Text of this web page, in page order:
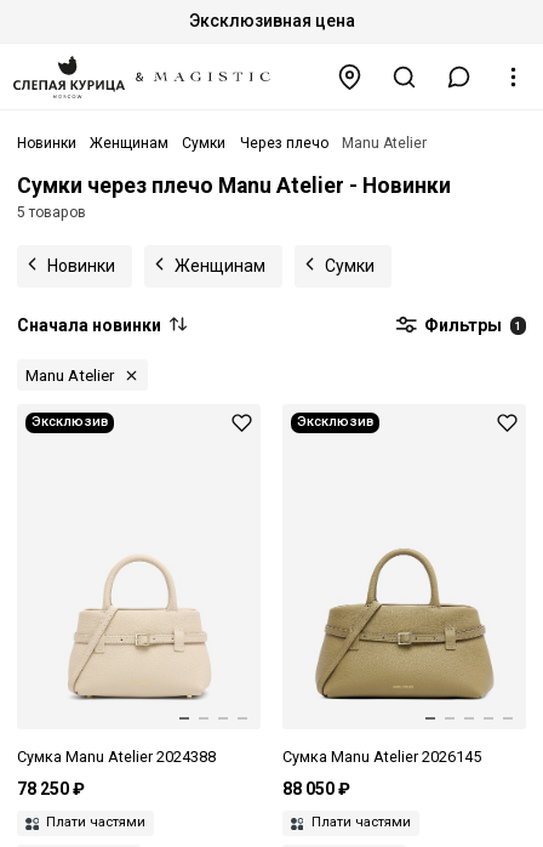
Эксклюзивная цена
Новинки Женщинам Сумки Через плечо Manu Atelier
Сумки через плечо Manu Atelier - Новинки
5 товаров
Новинки Женщинам Сумки
Сначала новинки Фильтры 1
Manu Atelier
Эксклюзив
Сумка Manu Atelier 2024388
78 250 ₽
Плати частями
Эксклюзив
Сумка Manu Atelier 2026145
88 050 ₽
Плати частями